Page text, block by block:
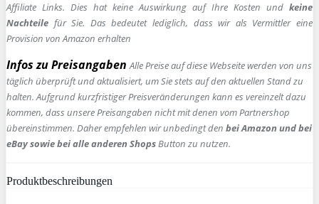
Affiliate Links. Dies hat keine Auswirkung auf Ihre Kosten und keine
Nachteile für Sie. Das bedeutet lediglich, dass wir als Vermittler eine
Provision von Amazon erhalten
Infos zu Preisangaben Alle Preise auf diese Webseite werden von uns
täglich überprüft und aktualisiert, um Sie stets auf den aktuellen Stand zu
halten. Aufgrund kurzfristiger Preisveränderungen kann es vereinzelt dazu
kommen, dass unsere Preisangaben nicht mit denen vom Partnershop
übereinstimmen. Daher empfehlen wir unbedingt den bei Amazon und bei
eBay sowie bei alle anderen ShopsButton zu nutzen.
Produktbeschreibungen